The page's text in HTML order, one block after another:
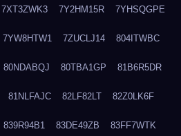
7XT3ZWK3 7Y2HM15R 7YHSQGPE
7YW8HTW1 7ZUCLJ14 804ITWBC
80NDABQJ 80TBA1GP 81B6R5DR
81NLFAJC 82LF82LT 82Z0LK6F
839R94B1 83DE49ZB 83FF7WTK